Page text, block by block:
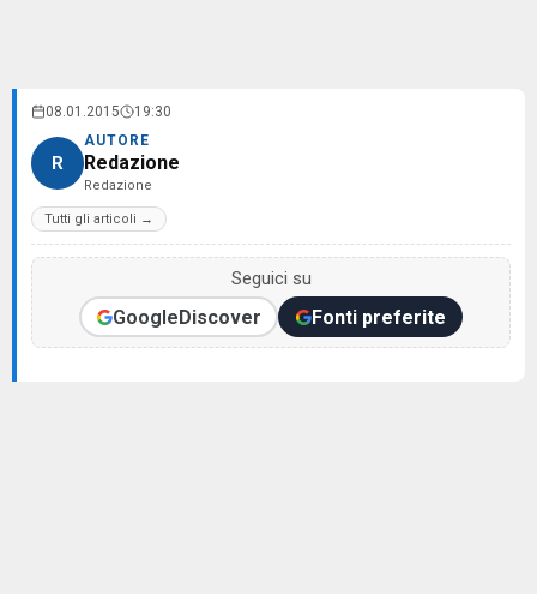
08.01.2015 19:30
R
AUTORE
Redazione
Redazione
Tutti gli articoli →
Seguici su
GoogleDiscover Fonti preferite